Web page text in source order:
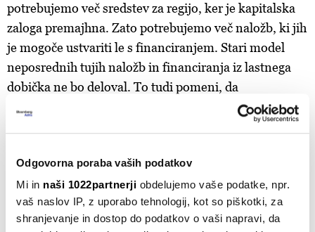
Odgovorna poraba vaših podatkov
Mi in naši 1022partnerji obdelujemo vaše podatke, npr.
vaš naslov IP, z uporabo tehnologij, kot so piškotki, za
shranjevanje in dostop do podatkov o vaši napravi, da
potrebujemo več sredstev za regijo, ker je kapitalska
zaloga premajhna. Zato potrebujemo več naložb, ki jih
je mogoče ustvariti le s financiranjem. Stari model
neposrednih tujih naložb in financiranja iz lastnega
dobička ne bo deloval. To tudi pomeni, da
potrebujemo več bančnega posredništva, hkrati pa se
do pravih naložb. To je učinkovitost alokacije na trgu,
na način, da gre kapital v podjetja z visokim donosom,
v podjetja, ki so produktivna, ki proizvajajo največ.
Tak kapital je običajno tvegani kapital, ki ga pa banke